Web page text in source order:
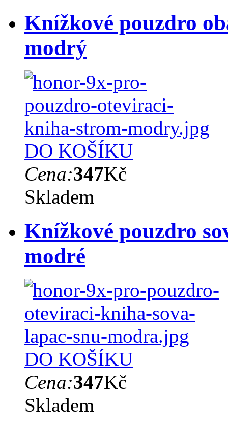
Knížkové pouzdro
modrý
DO KOŠÍKU
Cena:347Kč
Skladem
Knížkové pouzdro
modré
DO KOŠÍKU
Cena:347Kč
Skladem